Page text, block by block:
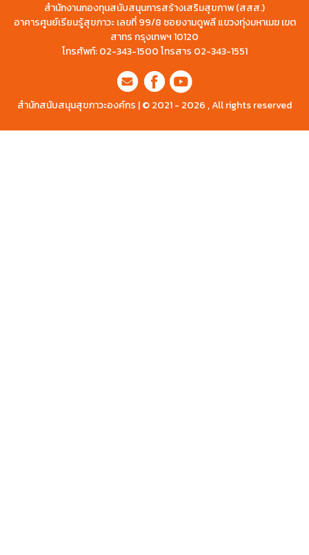
สำนักงานกองทุนสนับสนุนการสร้างเสริมสุขภาพ (สสส.)
อาคารศูนย์เรียนรู้สุขภาวะ เลขที่ 99/8 ซอยงามดูพลี แขวงทุ่งมหาเมฆ เขต
สาทร กรุงเทพฯ 10120
โทรศัพท์: 02-343-1500 โทรสาร 02-343-1551
สำนักสนับสนุนสุขภาวะองค์กร | © 2021 - 2026 , All rights reserved